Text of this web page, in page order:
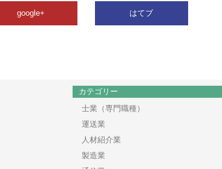
google+ はてブ
カテゴリー
士業（専門職種）
運送業
人材紹介業
製造業